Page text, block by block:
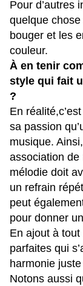
Pour d’autres
quelque
bouger et les
couleur.
À en tenir
style qui fait
?
En
sa passion
musique.
association de
mélodie doit
un refrain
peut
pour donner
En ajout à
parfaites qui
harmonie
Notons aussi